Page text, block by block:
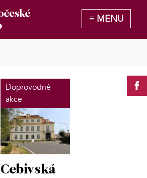
Doprovodné
akce
Cebivská